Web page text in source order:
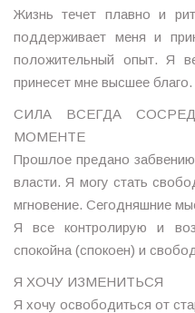
Жизнь течет плавно и
поддерживает меня и
положительный опыт. Я
принесет мне высшее благо.
CИЛА ВСЕГДА
МОМЕНТЕ
Прошлое предано
власти. Я могу стать
мгновение. Сегодняшние
Я все контролирую и
спокойна (спокоен) и
Я ХОЧУ ИЗМЕНИТЬСЯ
Я хочу освободиться от